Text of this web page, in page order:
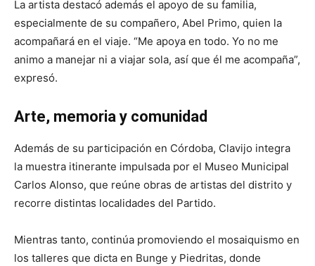
La artista destacó además el apoyo de su familia,
especialmente de su compañero, Abel Primo, quien la
acompañará en el viaje. “Me apoya en todo. Yo no me
animo a manejar ni a viajar sola, así que él me acompaña”,
expresó.
Arte, memoria y comunidad
Además de su participación en Córdoba, Clavijo integra
la muestra itinerante impulsada por el Museo Municipal
Carlos Alonso, que reúne obras de artistas del distrito y
recorre distintas localidades del Partido.
Mientras tanto, continúa promoviendo el mosaiquismo en
los talleres que dicta en Bunge y Piedritas, donde